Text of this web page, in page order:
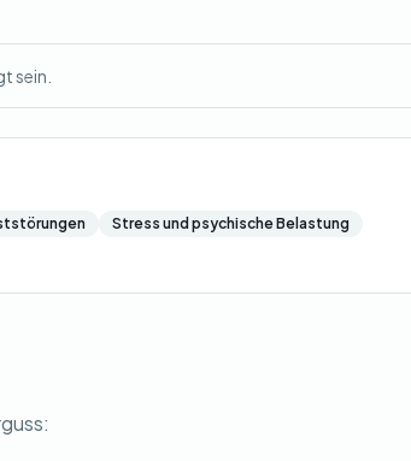
sein.
Stress und psychische Belastung